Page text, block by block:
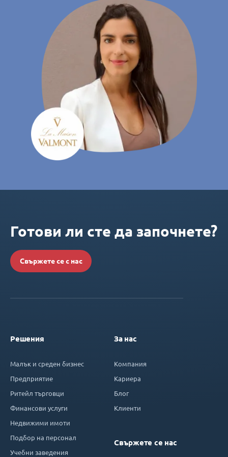
Готови ли сте да започнете?
Свържете се с нас
Решения
Малък и среден бизнес
Предприятие
Ритейл търговци
Финансови услуги
Недвижими имоти
Подбор на персонал
Учебни заведения
За нас
Компания
Кариера
Блог
Клиенти
Свържете се нас